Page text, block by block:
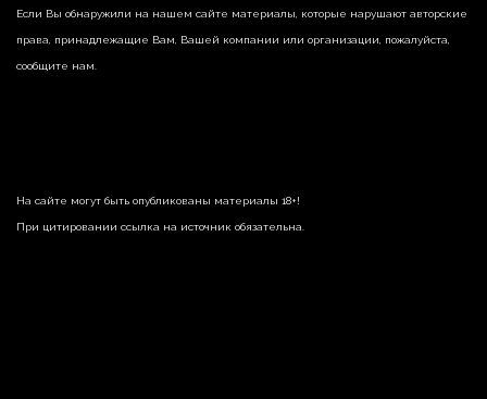
Если Вы обнаружили на нашем сайте материалы, которые нарушают авторские
права, принадлежащие Вам, Вашей компании или организации, пожалуйста,
сообщите нам.
На сайте могут быть опубликованы материалы 18+!
При цитировании ссылка на источник обязательна.